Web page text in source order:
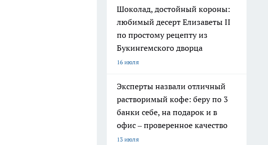
Шоколад, достойный короны:
любимый десерт Елизаветы II
по простому рецепту из
Букингемского дворца
16 июля
Эксперты назвали отличный
растворимый кофе: беру по 3
банки себе, на подарок и в
офис – проверенное качество
13 июля